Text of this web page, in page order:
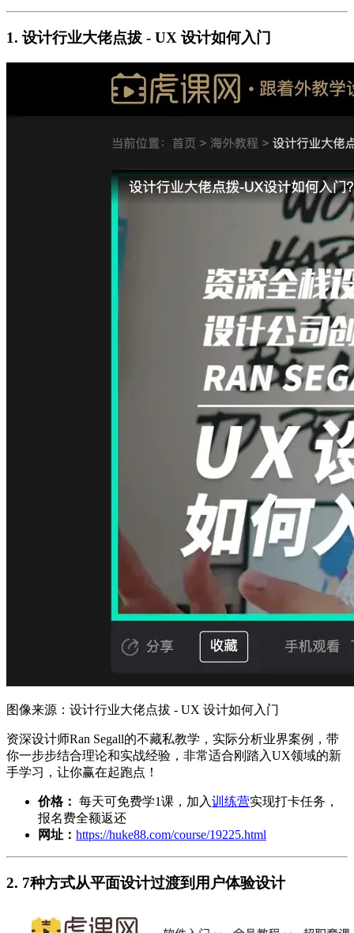
1. 设计行业大佬点拔 - UX 设计如何入门
图像来源：设计行业大佬点拔 - UX 设计如何入门
资深设计师Ran Segall的不藏私教学，实际分析业界案例，带
你一步步结合理论和实战经验，非常适合刚踏入UX领域的新
手学习，让你赢在起跑点！
价格： 每天可免费学1课，加入训练营实现打卡任务，
报名费全额返还
网址： https://huke88.com/course/19225.html
2. 7种方式从平面设计过渡到用户体验设计